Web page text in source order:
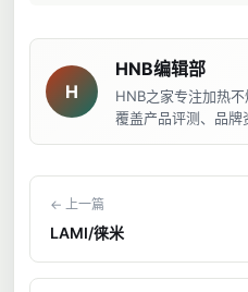
H
HNB编辑部
HNB之家专注加热不
覆盖产品评测、品牌
← 上一篇
LAMI/徕米